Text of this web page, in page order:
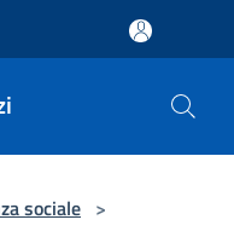
sociale >